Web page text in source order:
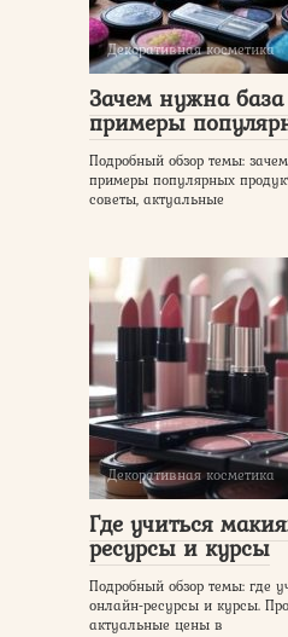
Декоративная косметика
Зачем нужна
примеры
Подробный обзор темы:
примеры популярных
советы, актуальные
Декоративная косметика
Где учиться
ресурсы и курсы
Подробный обзор темы: где
онлайн-ресурсы и курсы.
актуальные цены в